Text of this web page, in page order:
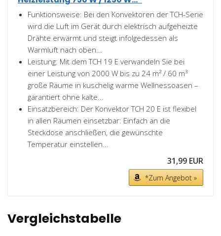
Funktionsweise: Bei den Konvektoren der TCH-Serie
wird die Luft im Gerät durch elektrisch aufgeheizte
Drähte erwärmt und steigt infolgedessen als
Warmluft nach oben...
Leistung: Mit dem TCH 19 E verwandeln Sie bei
einer Leistung von 2000 W bis zu 24 m² / 60 m³
große Räume in kuschelig warme Wellnessoasen –
garantiert ohne kalte...
Einsatzbereich: Der Konvektor TCH 20 E ist flexibel
in allen Räumen einsetzbar: Einfach an die
Steckdose anschließen, die gewünschte
Temperatur einstellen...
31,99 EUR
*Zum Angebot »
Vergleichstabelle